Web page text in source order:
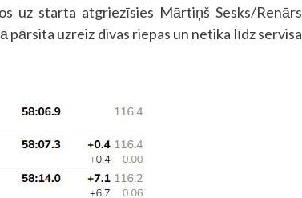
uz starta atgriezīsies Mārtiņš Sesks/Renārs
pārsita uzreiz divas riepas un netika līdz servisa